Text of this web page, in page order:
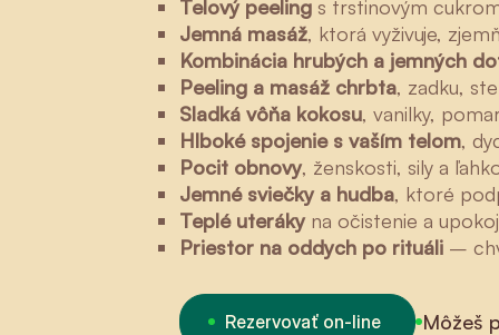
Telový peeling s trstinovým
Jemná masáž, ktorá vyživuje,
Kombinácia hrubých a jemných
Peeling a masáž chrbta, zadku,
Sladká vôňa kokosu, vanilky,
Hlboké spojenie s vaším telom,
Pocit obnovy, ženskosti, sily a
Jemné sviečky a hudba, ktoré
Teplé uterákyna očistenie a
Priestor na oddych po rituáli –
Rezervovať on-line Môžeš